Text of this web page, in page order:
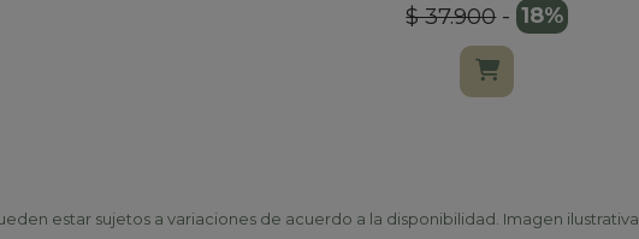
$ 37.900-18%
estar sujetos a variaciones de acuerdo a la disponibilidad. Imagen ilustrativa.